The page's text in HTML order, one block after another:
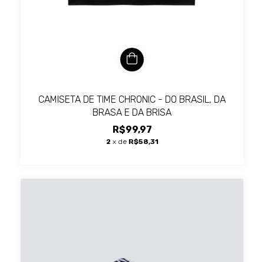
CAMISETA DE TIME CHRONIC - DO BRASIL, DA
BRASA E DA BRISA
R$99,97
2 x de R$58,31